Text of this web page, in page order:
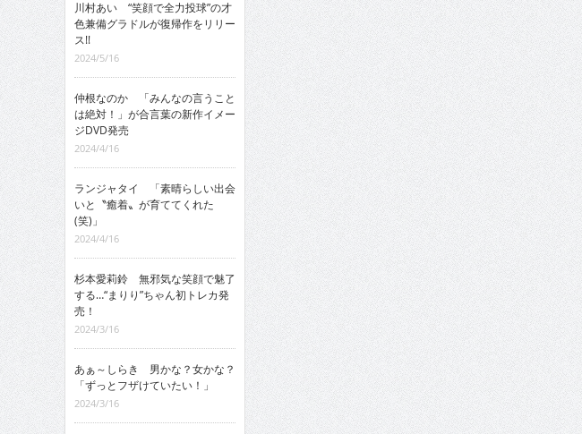
川村あい “笑顔で全力投球”の才
色兼備グラドルが復帰作をリリー
ス!!
2024/5/16
仲根なのか 「みんなの言うこと
は絶対！」が合言葉の新作イメー
ジDVD発売
2024/4/16
ランジャタイ 「素晴らしい出会
いと〝癒着〟が育ててくれた
(笑)」
2024/4/16
杉本愛莉鈴 無邪気な笑顔で魅了
する…“まりり”ちゃん初トレカ発
売！
2024/3/16
あぁ～しらき 男かな？女かな？
「ずっとフザけていたい！」
2024/3/16